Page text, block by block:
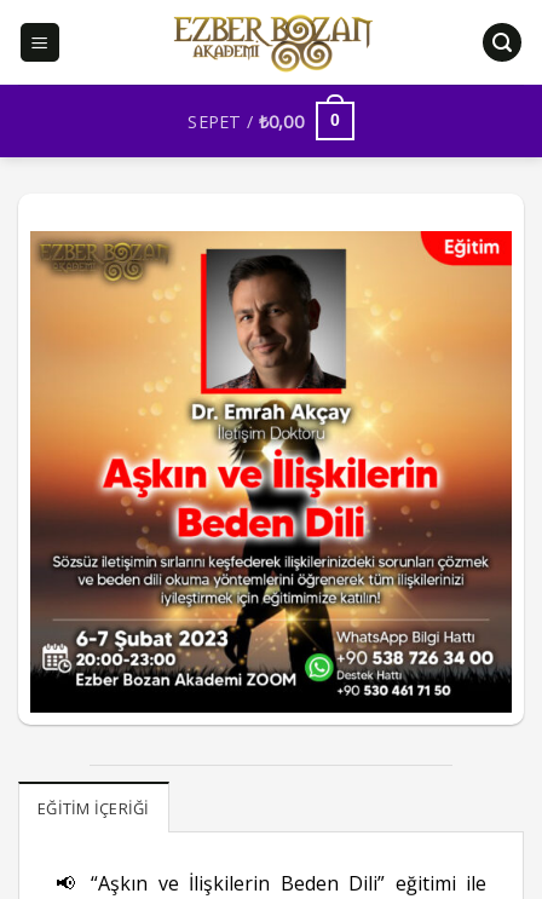
SEPET / ₺0,00 0
EĞITIM İÇERIĞI
📢 “Aşkın ve İlişkilerin Beden Dili” eğitimi ile